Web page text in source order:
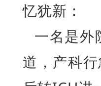
忆犹新：
一名是外
道，产科